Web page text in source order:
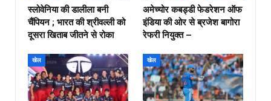
स्लोवेनिया की डालीला बनी
चैंपियन ; भारत की श्रीवल्ली को
दूसरा खिताब जीतने से रोका
अमेच्योर कबड्डी फेडरेशन ऑफ
इंडिया की ओर से ब्रजेश बागोरा
रेफरी नियुक्त –
खेल खेल